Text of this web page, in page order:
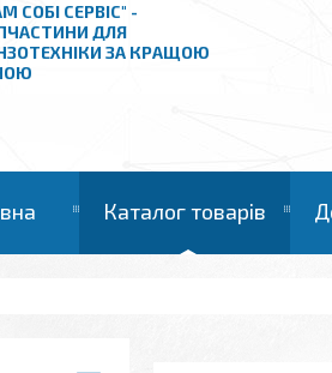
СОБІ СЕРВІС" -
ДЛЯ
ЗА КРАЩОЮ
Каталог товарів